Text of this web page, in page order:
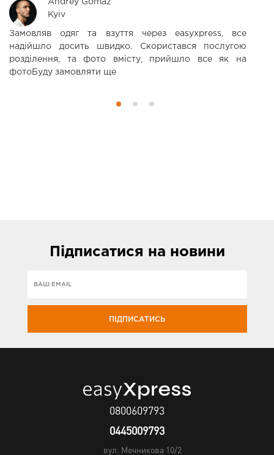
Andrey Gomaz
Kyiv
Замовляв одяг та взуття через easyxpress, все
надійшло досить швидко. Скористався послугою
розділення, та фото вмісту, прийшло все як на
фотоБуду замовляти ще
Підписатися на новини
ПІДПИСАТИСЬ
0800609793
0445009793
вул. Мечникова 10/2